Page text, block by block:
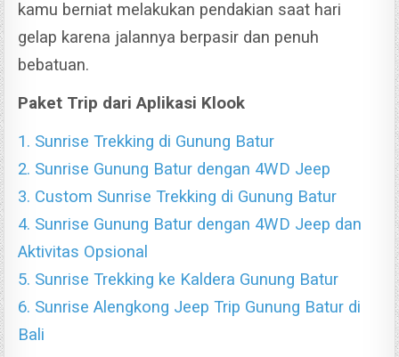
kamu berniat melakukan pendakian saat hari
gelap karena jalannya berpasir dan penuh
bebatuan.
Paket Trip dari Aplikasi Klook
1. Sunrise Trekking di Gunung Batur
2. Sunrise Gunung Batur dengan 4WD Jeep
3. Custom Sunrise Trekking di Gunung Batur
4. Sunrise Gunung Batur dengan 4WD Jeep dan
Aktivitas Opsional
5. Sunrise Trekking ke Kaldera Gunung Batur
6. Sunrise Alengkong Jeep Trip Gunung Batur di
Bali